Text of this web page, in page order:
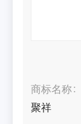
商标名称
聚祥